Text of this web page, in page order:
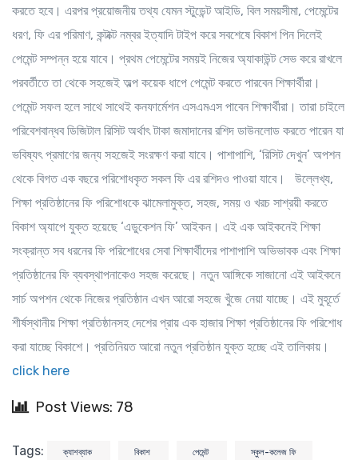
করতে হবে। এরপর প্রয়োজনীয় তথ্য যেমন স্টুডেন্ট আইডি, বিল সময়সীমা, পেমেন্টের
ধরণ, ফি এর পরিমাণ, কন্টাক্ট নম্বর ইত্যাদি টাইপ করে সবশেষে বিকাশ পিন দিলেই
পেমেন্ট সম্পন্ন হয়ে যাবে। প্রথম পেমেন্টের সময়ই নিজের অ্যাকাউন্ট সেভ করে রাখলে
পরবর্তীতে তা থেকে সহজেই অল্প কয়েক ধাপে পেমেন্ট করতে পারবেন শিক্ষার্থীরা।
পেমেন্ট সফল হলে সাথে সাথেই কনফার্মেশন এসএমএস পাবেন শিক্ষার্থীরা। তারা চাইলে
পরিবেশবান্ধব ডিজিটাল রিসিট অর্থাৎ টাকা জমাদানের রশিদ ডাউনলোড করতে পারেন যা
ভবিষ্যৎ প্রমাণের জন্য সহজেই সংরক্ষণ করা যাবে। পাশাপাশি, ‘রিসিট দেখুন’ অপশন
থেকে বিগত এক বছরে পরিশোধকৃত সকল ফি এর রশিদও পাওয়া যাবে। উল্লেখ্য,
শিক্ষা প্রতিষ্ঠানের ফি পরিশোধকে ঝামেলামুক্ত, সহজ, সময় ও খরচ সাশ্রয়ী করতে
বিকাশ অ্যাপে যুক্ত হয়েছে ‘এডুকেশন ফি’ আইকন। এই এক আইকনেই শিক্ষা
সংক্রান্ত সব ধরনের ফি পরিশোধের সেবা শিক্ষার্থীদের পাশাপাশি অভিভাবক এবং শিক্ষা
প্রতিষ্ঠানের ফি ব্যবস্থাপনাকেও সহজ করেছে। নতুন আঙ্গিকে সাজানো এই আইকনে
সার্চ অপশন থেকে নিজের প্রতিষ্ঠান এখন আরো সহজে খুঁজে নেয়া যাচ্ছে। এই মুহূর্তে
শীর্ষস্থানীয় শিক্ষা প্রতিষ্ঠানসহ দেশের প্রায় এক হাজার শিক্ষা প্রতিষ্ঠানের ফি পরিশোধ
করা যাচ্ছে বিকাশে। প্রতিনিয়ত আরো নতুন প্রতিষ্ঠান যুক্ত হচ্ছে এই তালিকায়।
click here
Post Views: 78
Tags: ক্যাশব্যাক বিকাশ পেমেন্ট স্কুল-কলেজ ফি